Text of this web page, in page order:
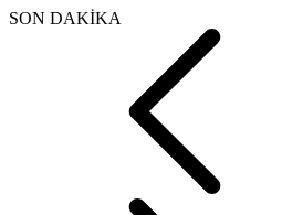
SON DAKİKA